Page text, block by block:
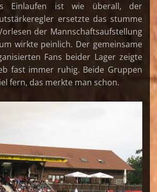
Einlaufen ist wie überall, der
ersetzte das stumme
der Mannschaftsaufstellung
wirkte peinlich. Der gemeinsame
Fans beider Lager zeigte
fast immer ruhig. Beide Gruppen
fern, das merkte man schon.